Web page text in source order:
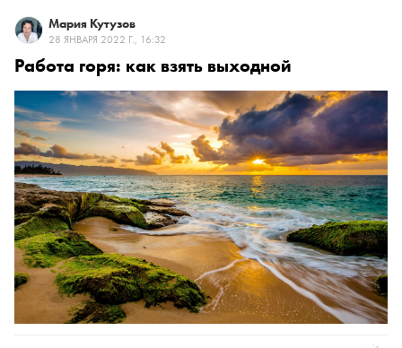
Мария Кутузов
28 ЯНВАРЯ 2022 Г., 16:32
Работа горя: как взять выходной